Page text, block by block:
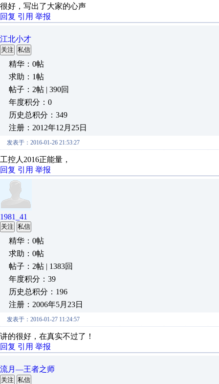
很好，写出了大家的心声
回复 引用 举报
江北小才
关注 私信
精华：0帖
求助：1帖
帖子：2帖 | 390回
年度积分：0
历史总积分：349
注册：2012年12月25日
发表于：2016-01-26 21:53:27
工控人2016正能量，
回复 引用 举报
1981_41
关注 私信
精华：0帖
求助：0帖
帖子：2帖 | 1383回
年度积分：39
历史总积分：196
注册：2006年5月23日
发表于：2016-01-27 11:24:57
讲的很好，在真实不过了！
回复 引用 举报
流月—王者之师
关注 私信